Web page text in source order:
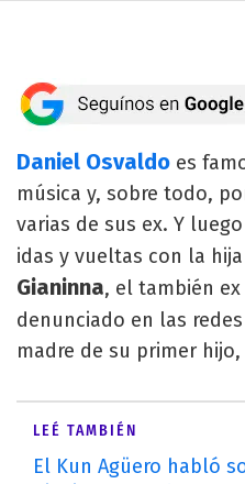
Daniel Osvaldo es
música y, sobre todo,
varias de sus ex. Y
idas y vueltas con la
Gianinna, el también ex
denunciado en las
madre de su primer hijo,
LEÉ TAMBIÉN
El Kun Agüero habló